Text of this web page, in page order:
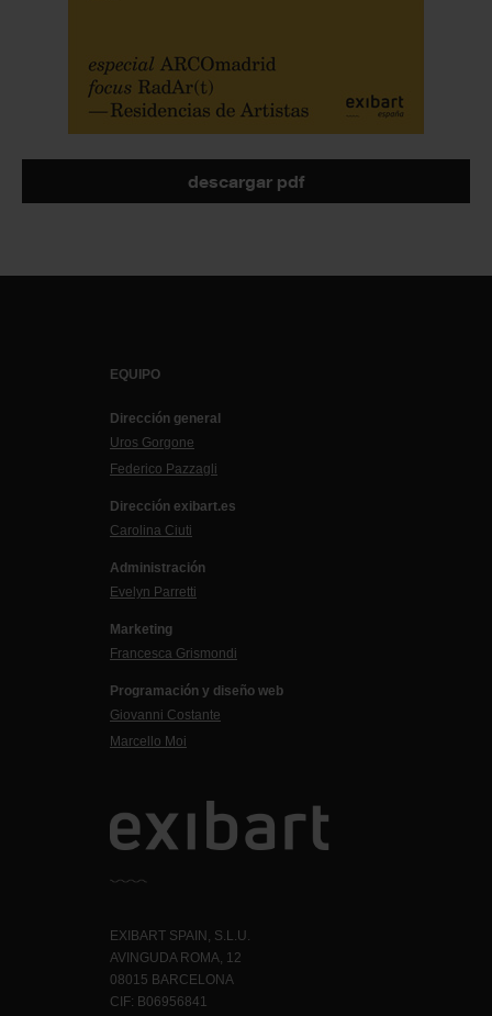
descargar pdf
EQUIPO
Dirección general
Uros Gorgone
Federico Pazzagli
Dirección exibart.es
Carolina Ciuti
Administración
Evelyn Parretti
Marketing
Francesca Grismondi
Programación y diseño web
Giovanni Costante
Marcello Moi
EXIBART SPAIN, S.L.U.
AVINGUDA ROMA, 12
08015 BARCELONA
CIF: B06956841